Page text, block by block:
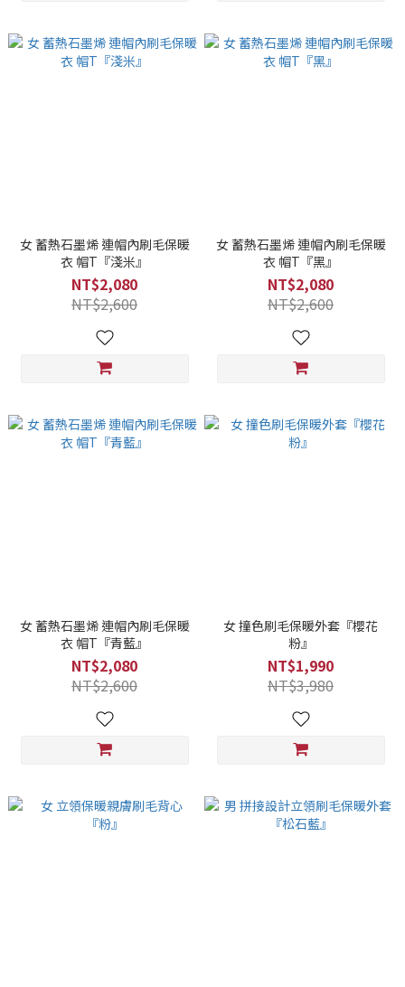
女 蓄熱石墨烯 連帽內刷毛保暖
衣 帽T『淺米』
NT$2,080
NT$2,600
女 蓄熱石墨烯 連帽內刷毛保暖
衣 帽T『黑』
NT$2,080
NT$2,600
女 蓄熱石墨烯 連帽內刷毛保暖
衣 帽T『青藍』
NT$2,080
NT$2,600
女 撞色刷毛保暖外套『櫻花
粉』
NT$1,990
NT$3,980